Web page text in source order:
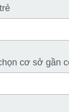
cơ sở gần